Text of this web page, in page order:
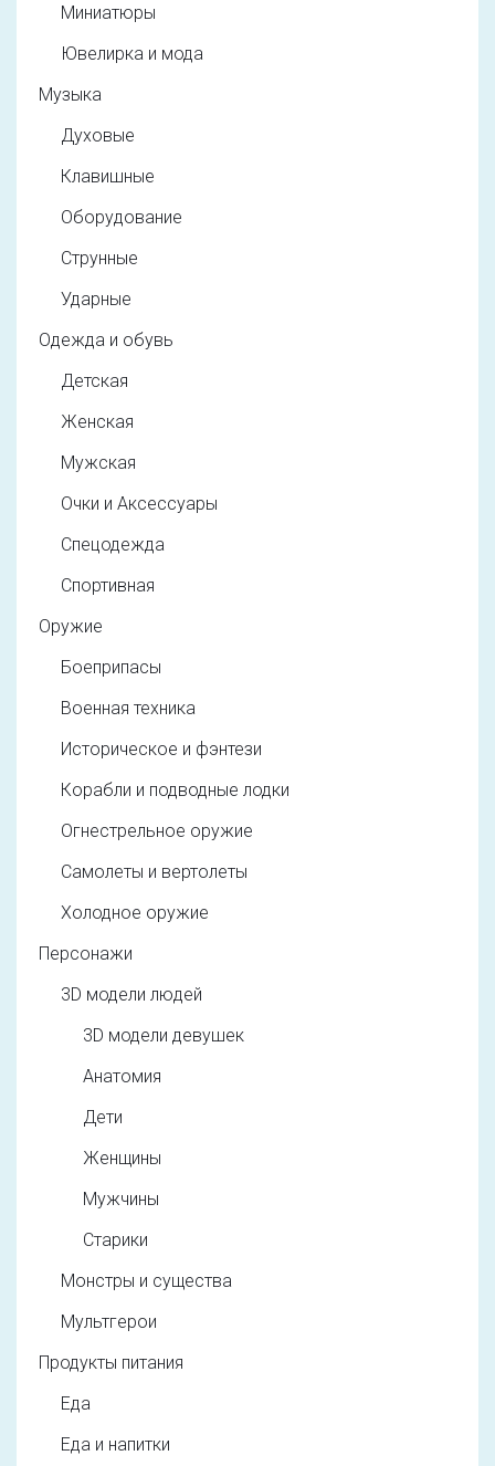
Миниатюры
Ювелирка и мода
Музыка
Духовые
Клавишные
Оборудование
Струнные
Ударные
Одежда и обувь
Детская
Женская
Мужская
Очки и Аксессуары
Спецодежда
Спортивная
Оружие
Боеприпасы
Военная техника
Историческое и фэнтези
Корабли и подводные лодки
Огнестрельное оружие
Самолеты и вертолеты
Холодное оружие
Персонажи
3D модели людей
3D модели девушек
Анатомия
Дети
Женщины
Мужчины
Старики
Монстры и существа
Мультгерои
Продукты питания
Еда
Еда и напитки